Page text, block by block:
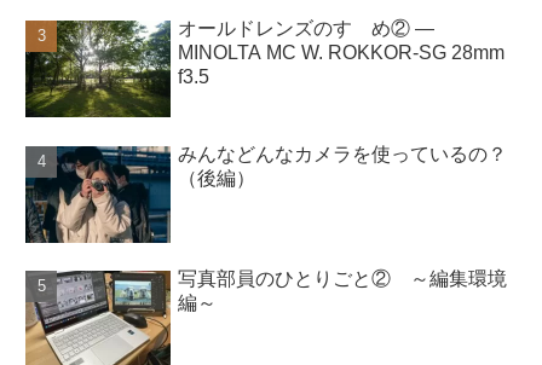
オールドレンズのすゝめ② ―
MINOLTA MC W. ROKKOR-SG 28mm
f3.5
みんなどんなカメラを使っているの？
（後編）
写真部員のひとりごと② ～編集環境
編～